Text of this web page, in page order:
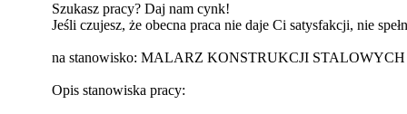
Szukasz pracy? Daj nam cynk!
Jeśli czujesz, że obecna praca nie daje Ci satysfakcji, nie
na stanowisko: MALARZ KONSTRUKCJI
Opis stanowiska pracy: